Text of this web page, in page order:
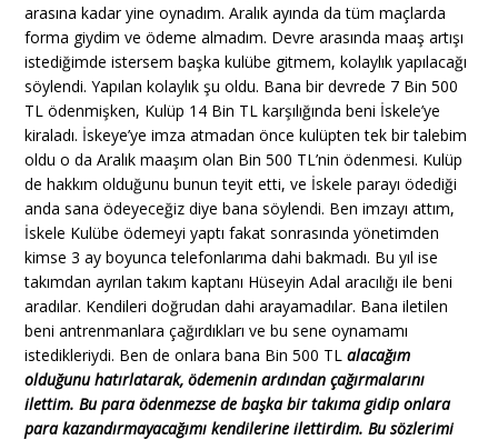
arasına kadar yine oynadım. Aralık ayında da tüm maçlarda
forma giydim ve ödeme almadım. Devre arasında maaş artışı
istediğimde istersem başka kulübe gitmem, kolaylık yapılacağı
söylendi. Yapılan kolaylık şu oldu. Bana bir devrede 7 Bin 500
TL ödenmişken, Kulüp 14 Bin TL karşılığında beni İskele’ye
kiraladı. İskeye’ye imza atmadan önce kulüpten tek bir talebim
oldu o da Aralık maaşım olan Bin 500 TL’nin ödenmesi. Kulüp
de hakkım olduğunu bunun teyit etti, ve İskele parayı ödediği
anda sana ödeyeceğiz diye bana söylendi. Ben imzayı attım,
İskele Kulübe ödemeyi yaptı fakat sonrasında yönetimden
kimse 3 ay boyunca telefonlarıma dahi bakmadı. Bu yıl ise
takımdan ayrılan takım kaptanı Hüseyin Adal aracılığı ile beni
aradılar. Kendileri doğrudan dahi arayamadılar. Bana iletilen
beni antrenmanlara çağırdıkları ve bu sene oynamamı
istedikleriydi. Ben de onlara bana Bin 500 TL alacağım
olduğunu hatırlatarak, ödemenin ardından çağırmalarını
ilettim. Bu para ödenmezse de başka bir takıma gidip onlara
para kazandırmayacağımı kendilerine ilettirdim. Bu sözlerimi